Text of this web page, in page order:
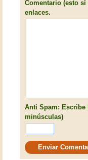
Comentario (esto
enlaces.
Anti Spam: Escribe
minúsculas)